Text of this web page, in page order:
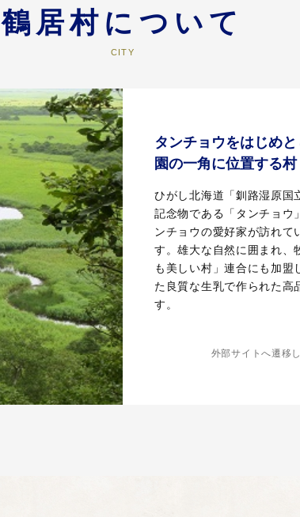
鶴居村について
タンチョウをはじめ
園の一角に位置する村
ひがし北海道「釧路湿原国
記念物である「タンチョウ
ンチョウの愛好家が訪れ
す。雄大な自然に囲まれ、
も美しい村」連合にも加
た良質な生乳で作られた高
す。
外部サイトへ遷移